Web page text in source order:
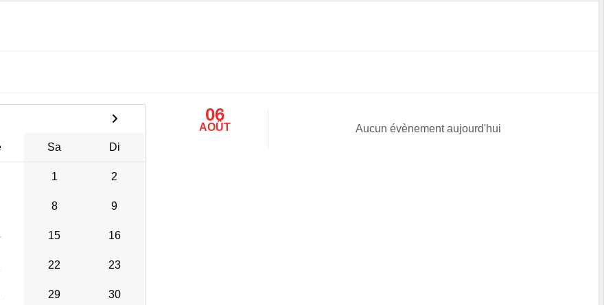
Sa Di
1 2
8 9
15 16
22 23
29 30
06
AOÛT Aucun évènement aujourd'hui